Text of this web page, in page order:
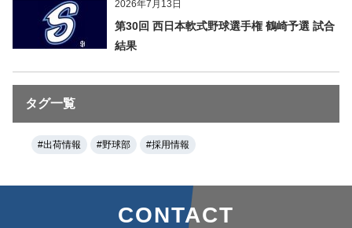
2026年7月13日
第30回 西日本軟式野球選手権 鶴崎予選 試合
結果
タグ一覧
#出荷情報 #野球部 #採用情報
CONTACT